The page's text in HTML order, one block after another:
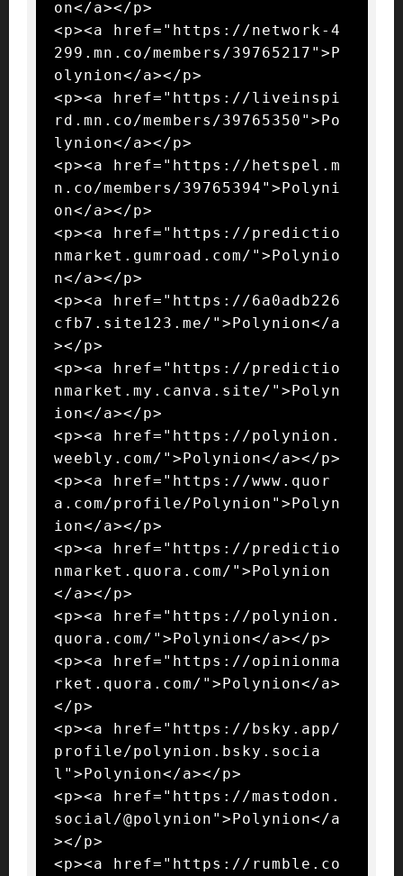
on</a></p>
<p><a href="https://network-4
299.mn.co/members/39765217">P
olynion</a></p>
<p><a href="https://liveinspi
rd.mn.co/members/39765350">Po
lynion</a></p>
<p><a href="https://hetspel.m
n.co/members/39765394">Polyni
on</a></p>
<p><a href="https://predictio
nmarket.gumroad.com/">Polynio
n</a></p>
<p><a href="https://6a0adb226
cfb7.site123.me/">Polynion</a
></p>
<p><a href="https://predictio
nmarket.my.canva.site/">Polyn
ion</a></p>
<p><a href="https://polynion.
weebly.com/">Polynion</a></p>
<p><a href="https://www.quor
a.com/profile/Polynion">Polyn
ion</a></p>
<p><a href="https://predictio
nmarket.quora.com/">Polynion
</a></p>
<p><a href="https://polynion.
quora.com/">Polynion</a></p>
<p><a href="https://opinionma
rket.quora.com/">Polynion</a>
</p>
<p><a href="https://bsky.app/
profile/polynion.bsky.socia
l">Polynion</a></p>
<p><a href="https://mastodon.
social/@polynion">Polynion</a
></p>
<p><a href="https://rumble.co